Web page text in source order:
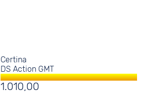
Certina
DS Action GMT
1.010,00